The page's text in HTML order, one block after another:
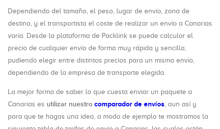
Dependiendo del tamaño, el peso, lugar de envío, zona de
destino, y el transportista el coste de realizar un envío a Canarias
varía. Desde la plataforma de Packlink se puede calcular el
precio de cualquier envío de forma muy rápida y sencilla,
pudiendo elegir entre distintos precios para un mismo envío,
dependiendo de la empresa de transporte elegida.
La mejor forma de saber lo que cuesta enviar un paquete a
Canarias es utilizar nuestro comparador de envíos, aun así y
para que te hagas una idea, a modo de ejemplo te mostramos la